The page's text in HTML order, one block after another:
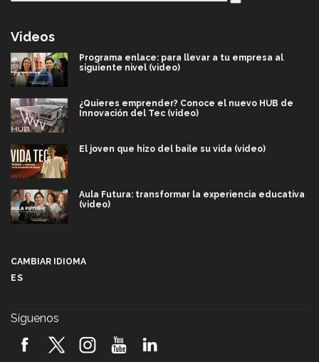
Videos
Programa enlace: para llevar a tu empresa al
siguiente nivel (video)
¿Quieres emprender? Conoce el nuevo HUB de
Innovación del Tec (video)
El joven que hizo del baile su vida (video)
Aula Futura: transformar la experiencia educativa
(video)
2026! (video)
CAMBIAR IDIOMA
ES
Síguenos